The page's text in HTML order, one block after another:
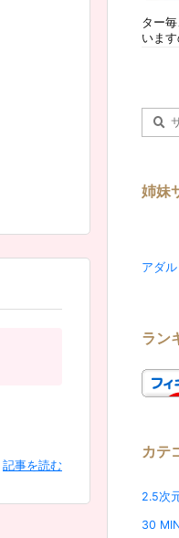
記事を読む
ター
いま
姉妹
アダ
ラン
カテ
2.5次
30